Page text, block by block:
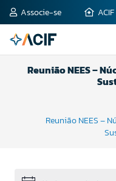
Associe-se
Reunião NEES –
Reunião NEES –